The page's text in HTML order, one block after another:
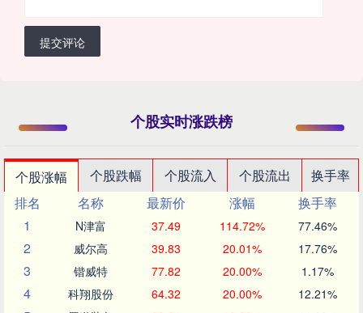
提交评论
个股实时涨跌榜
个股涨幅 个股跌幅 个股流入 个股流出
换手率
排名
名称 最新价 涨幅
换手率
1
N津富 37.49 114.72% 77.46%
2 威尔高 39.83 20.01% 17.76%
3 锴威特 77.82 20.00% 1.17%
4 科翔股份 64.32 20.00% 12.21%